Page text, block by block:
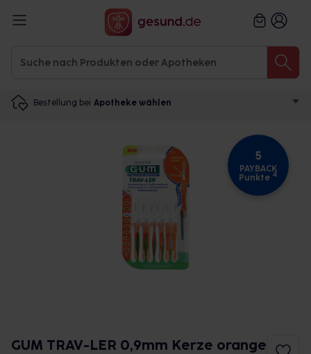
Bestellung bei Apotheke wählen
5
PAYBACK
Punkte 4
GUM TRAV-LER 0,9mm Kerze orange